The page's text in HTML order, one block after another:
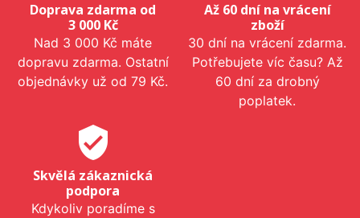
Doprava zdarma od
3 000 Kč
Nad 3 000 Kč máte
dopravu zdarma. Ostatní
objednávky už od 79 Kč.
Až 60 dní na vrácení
zboží
30 dní na vrácení zdarma.
Potřebujete víc času? Až
60 dní za drobný
poplatek.
verified_user
Skvělá zákaznická
podpora
Kdykoliv poradíme s